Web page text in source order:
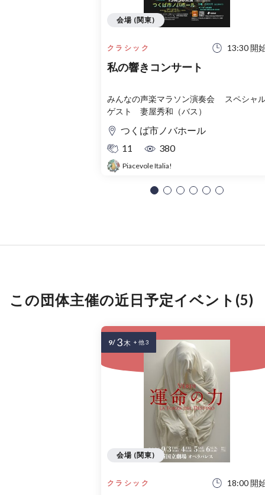
クラシック 13:30 開
私の響きコンサート
みんなの声楽マラソン演奏会 スペシャル
ゲスト 妻屋秀和（バス）
つくば市ノバホール
11
380
Piacevole Italia!
会場 (関東)
この団体主催の近日予定イベント(5)
クラシック 18:00 開
会場 (関東)
9/ 3木 + 他 3